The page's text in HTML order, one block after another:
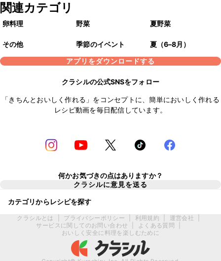
関連カテゴリ
卵料理 野菜 夏野菜
その他 季節のイベント
夏（6–8月）
アプリをダウンロードする
クラシルの公式SNSをフォロー
「きちんとおいしく作れる」をコンセプトに、簡単においしく作れる
レシピ動画を毎日配信しています。
何かお気づきの点はありますか？
クラシルに意見を送る
カテゴリからレシピを探す
クラシルとは プライバシーポリシー 利用規約 運営会社
サービスに関してのお問い合わせ
よくある質問
おいしく安全に料理を楽しむために